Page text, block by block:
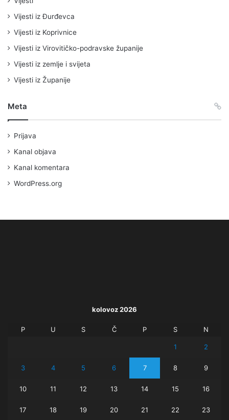
Vijesti iz Đurđevca
Vijesti iz Koprivnice
Vijesti iz Virovitičko-podravske županije
Vijesti iz zemlje i svijeta
Vijesti iz Županije
Meta
Prijava
Kanal objava
Kanal komentara
WordPress.org
kolovoz 2026
P U S Č P S N
1 2
3 4 5 6 7 8 9
10 11 12 13 14 15 16
17 18 19 20 21 22 23